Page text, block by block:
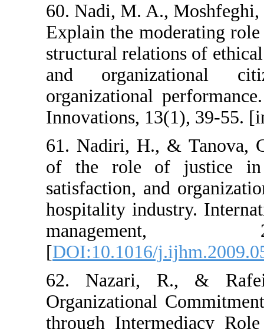
60. Nadi, M.
Explain the
structural
and
organizational
Innovations,
61. Nadiri, H.,
of the role of
satisfaction,
hospitality
[DOI:10.1016/
62. Nazari,
Organizational
through